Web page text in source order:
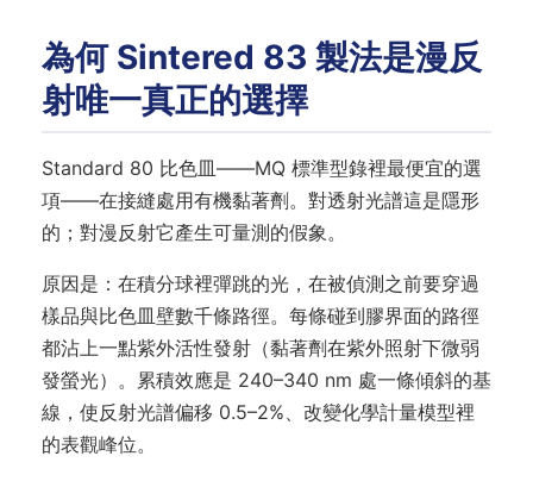
為何 Sintered 83 製法是漫反
射唯一真正的選擇
Standard 80 比色皿——MQ 標準型錄裡最便宜的選
項——在接縫處用有機黏著劑。對透射光譜這是隱形
的；對漫反射它產生可量測的假象。
原因是：在積分球裡彈跳的光，在被偵測之前要穿過
樣品與比色皿壁數千條路徑。每條碰到膠界面的路徑
都沾上一點紫外活性發射（黏著劑在紫外照射下微弱
發螢光）。累積效應是 240–340 nm 處一條傾斜的基
線，使反射光譜偏移 0.5–2%、改變化學計量模型裡
的表觀峰位。